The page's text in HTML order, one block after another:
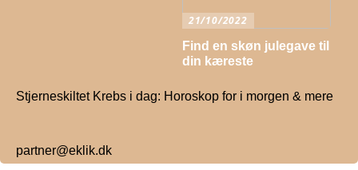
21/10/2022
Find en skøn julegave til
din kæreste
Stjerneskiltet Krebs i dag: Horoskop for i morgen & mere
partner@eklik.dk